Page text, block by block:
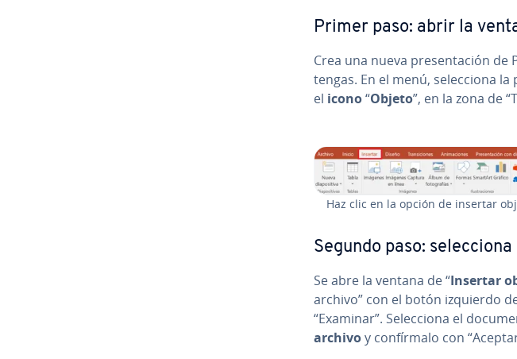
Primer paso: abrir la
Crea una nueva pre­se­n­ta­ción de
tengas. En el menú, se­le­c­cio­na la
el icono“Objeto”, en la zona de
Haz clic en la opción de insertar
Segundo paso:
Se abre la ventana de “Insertar
archivo” con el botón izquierdo
“Examinar”. Se­le­c­cio­na el
archivoy co­n­fí­r­ma­lo con